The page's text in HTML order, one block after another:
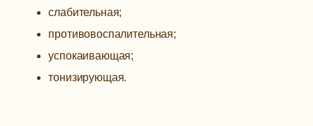
слабительная;
противовоспалительная;
успокаивающая;
тонизирующая.